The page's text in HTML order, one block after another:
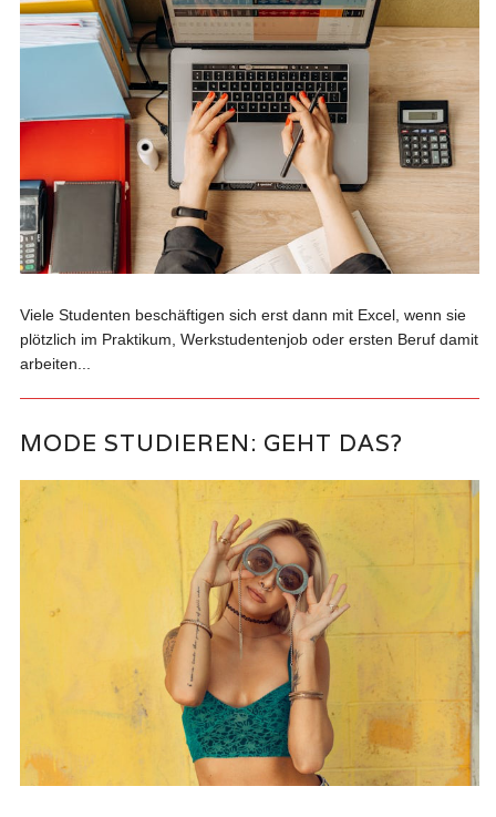
Viele Studenten beschäftigen sich erst dann mit Excel, wenn sie
plötzlich im Praktikum, Werkstudentenjob oder ersten Beruf damit
arbeiten...
MODE STUDIEREN: GEHT DAS?